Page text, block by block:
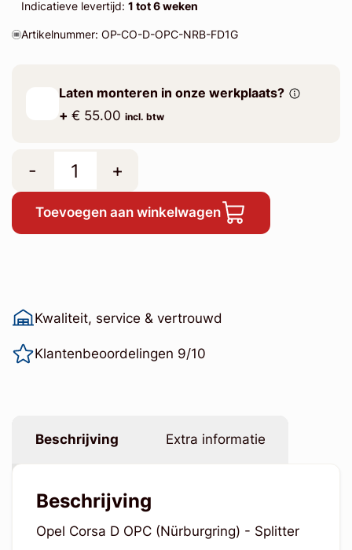
Indicatieve levertijd: 1 tot 6 weken
Artikelnummer: OP-CO-D-OPC-NRB-FD1G
Laten monteren in onze werkplaats?
+ € 55.00 incl. btw
- +
Toevoegen aan winkelwagen
Kwaliteit, service & vertrouwd
Klantenbeoordelingen 9/10
Beschrijving Extra informatie
Beschrijving
Opel Corsa D OPC (Nürburgring) - Splitter